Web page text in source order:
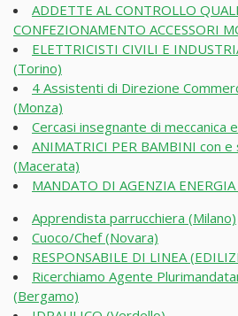
ADDETTE AL CONTROLLO
CONFEZIONAMENTO ACCESSORI
ELETTRICISTI CIVILI E
(Torino)
4 Assistenti di Direzione
(Monza)
Cercasi insegnante di meccanica
ANIMATRICI PER BAMBINI con
(Macerata)
MANDATO DI AGENZIA
Apprendista parrucchiera (Milano)
Cuoco/Chef (Novara)
RESPONSABILE DI LINEA
Ricerchiamo Agente
(Bergamo)